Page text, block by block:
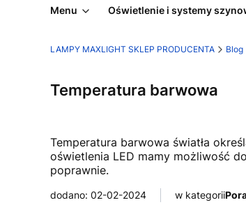
Menu Oświetlenie i systemy
LAMPY MAXLIGHT SKLEP PRODUCENTA Blog
Temperatura barwowa
Temperatura barwowa światła
oświetlenia LED mamy możliwość
poprawnie.
dodano: 02-02-2024 w kategorii